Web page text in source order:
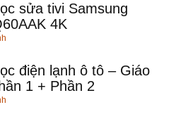
sửa tivi Samsung
4K
điện lạnh ô tô – Giáo
1 + Phần 2